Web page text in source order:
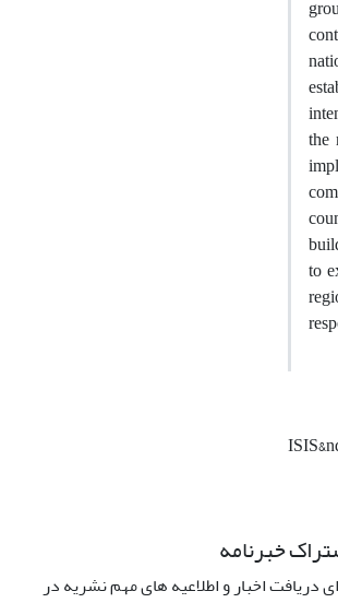
the
to
خبرنامه
دریافت اخبار و اطلاعیه های مهم نشریه در